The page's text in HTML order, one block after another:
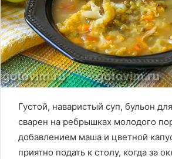
Густой, наваристый суп, бульон
сварен на ребрышках молодого
добавлением маша и цветной
приятно подать к столу, когда за